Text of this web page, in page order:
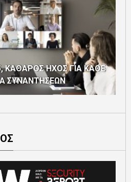
ΚΑΘΑΡΟΣ ΗΧΟΣ ΓΙΑ ΚΑΘΕ
ΣΥΝΑΝΤΗΣΕΩΝ